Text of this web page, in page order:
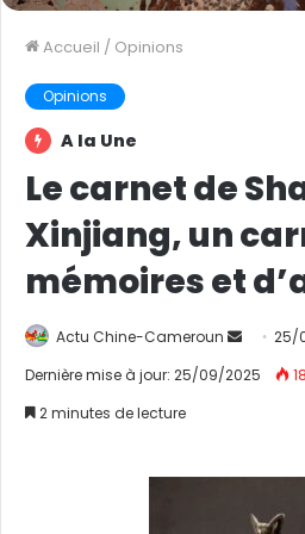
Accueil / Opinions
Opinions
A la Une
Le carnet de
Xinjiang, un
mémoires et
Actu Chine-Cameroun
n
e
25/
Dernière mise à jour: 25/09/2025
2 minutes de lecture